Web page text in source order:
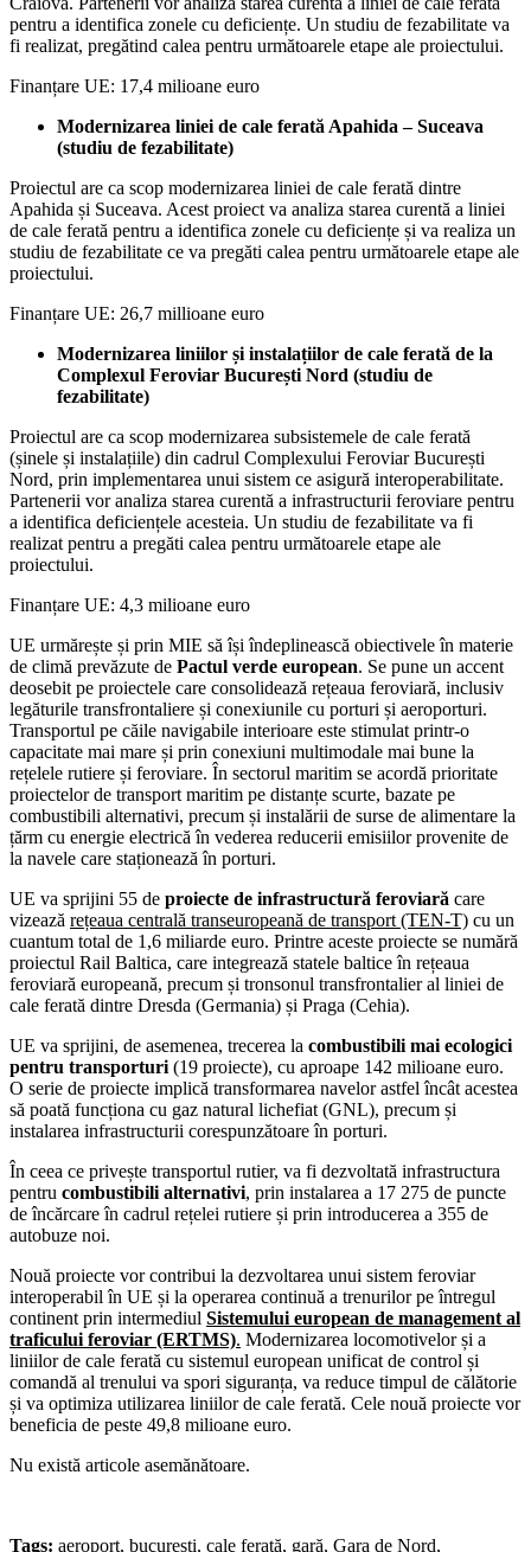
pentru a identifica zonele cu deficiențe. Un studiu de fezabilitate va
fi realizat, pregătind calea pentru următoarele etape ale proiectului.
Finanțare UE: 17,4 milioane euro
Modernizarea liniei de cale ferată Apahida – Suceava
(studiu de fezabilitate)
Proiectul are ca scop modernizarea liniei de cale ferată dintre
Apahida și Suceava. Acest proiect va analiza starea curentă a liniei
de cale ferată pentru a identifica zonele cu deficiențe și va realiza un
studiu de fezabilitate ce va pregăti calea pentru următoarele etape ale
proiectului.
Finanțare UE: 26,7 millioane euro
Modernizarea liniilor și instalațiilor de cale ferată de la
Complexul Feroviar București Nord (studiu de
fezabilitate)
Proiectul are ca scop modernizarea subsistemele de cale ferată
(șinele și instalațiile) din cadrul Complexului Feroviar București
Nord, prin implementarea unui sistem ce asigură interoperabilitate.
Partenerii vor analiza starea curentă a infrastructurii feroviare pentru
a identifica deficiențele acesteia. Un studiu de fezabilitate va fi
realizat pentru a pregăti calea pentru următoarele etape ale
proiectului.
Finanțare UE: 4,3 milioane euro
UE urmărește și prin MIE să își îndeplinească obiectivele în materie
de climă prevăzute de Pactul verde european. Se pune un accent
deosebit pe proiectele care consolidează rețeaua feroviară, inclusiv
legăturile transfrontaliere și conexiunile cu porturi și aeroporturi.
Transportul pe căile navigabile interioare este stimulat printr-o
capacitate mai mare și prin conexiuni multimodale mai bune la
rețelele rutiere și feroviare. În sectorul maritim se acordă prioritate
proiectelor de transport maritim pe distanțe scurte, bazate pe
combustibili alternativi, precum și instalării de surse de alimentare la
țărm cu energie electrică în vederea reducerii emisiilor provenite de
la navele care staționează în porturi.
UE va sprijini 55 de proiecte de infrastructură feroviară care
vizează rețeaua centrală transeuropeană de transport (TEN-T) cu un
cuantum total de 1,6 miliarde euro. Printre aceste proiecte se numără
proiectul Rail Baltica, care integrează statele baltice în rețeaua
feroviară europeană, precum și tronsonul transfrontalier al liniei de
cale ferată dintre Dresda (Germania) și Praga (Cehia).
UE va sprijini, de asemenea, trecerea la combustibili mai ecologici
pentru transporturi (19 proiecte), cu aproape 142 milioane euro.
O serie de proiecte implică transformarea navelor astfel încât acestea
să poată funcționa cu gaz natural lichefiat (GNL), precum și
instalarea infrastructurii corespunzătoare în porturi.
În ceea ce privește transportul rutier, va fi dezvoltată infrastructura
pentru combustibili alternativi, prin instalarea a 17 275 de puncte
de încărcare în cadrul rețelei rutiere și prin introducerea a 355 de
autobuze noi.
Nouă proiecte vor contribui la dezvoltarea unui sistem feroviar
interoperabil în UE și la operarea continuă a trenurilor pe întregul
continent prin intermediul Sistemului european de management al
traficului feroviar (ERTMS). Modernizarea locomotivelor și a
liniilor de cale ferată cu sistemul european unificat de control și
comandă al trenului va spori siguranța, va reduce timpul de călătorie
și va optimiza utilizarea liniilor de cale ferată. Cele nouă proiecte vor
beneficia de peste 49,8 milioane euro.
Nu există articole asemănătoare.
Tags: aeroport, bucuresti, cale ferată, gară, Gara de Nord,